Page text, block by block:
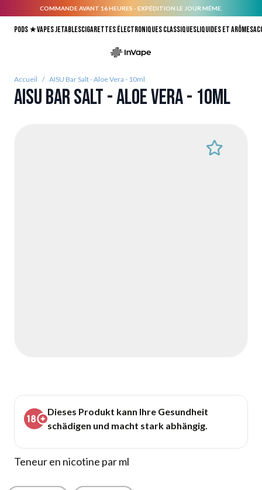
COMMANDE AVANT 16 HEURES - EXPÉDITION LE JOUR MÊME.
Pods ★Vapes jetablesCigarettes électroniques classiquesLiquides et arômes
Accueil / AISU Bar Salt - Aloe Vera - 10ml
AISU Bar Salt - Aloe Vera - 10ml
Dieses Produkt kann Ihre Gesundheit
schädigen und macht stark abhängig.
Teneur en nicotine par ml